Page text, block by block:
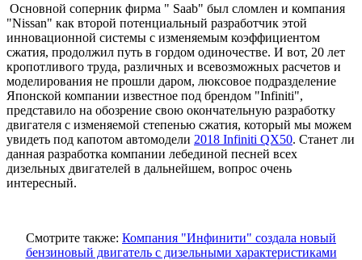
Основной соперник фирма " Saab" был сломлен и компания
"Nissan" как второй потенциальный разработчик этой
инновационной системы с изменяемым коэффициентом
сжатия, продолжил путь в гордом одиночестве. И вот, 20 лет
кропотливого труда, различных и всевозможных расчетов и
моделирования не прошли даром, люксовое подразделение
Японской компании известное под брендом "Infiniti",
представило на обозрение свою окончательную разработку
двигателя с изменяемой степенью сжатия, который мы можем
увидеть под капотом автомодели 2018 Infiniti QX50. Станет ли
данная разработка компании лебединой песней всех
дизельных двигателей в дальнейшем, вопрос очень
интересный.
Смотрите также: Компания "Инфинити" создала новый
бензиновый двигатель с дизельными характеристиками